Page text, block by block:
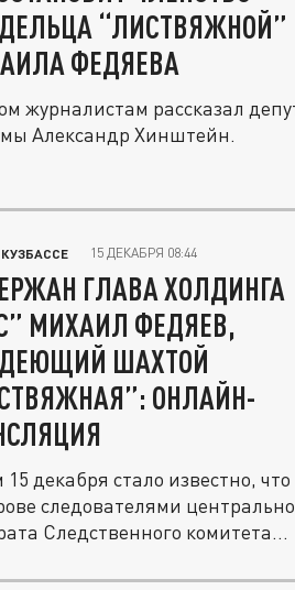
“ЛИСТВЯЖНОЙ”
ФЕДЯЕВА
журналистам рассказал
Александр Хинштейн.
15 ДЕКАБРЯ 08:44
ГЛАВА ХОЛДИНГА
МИХАИЛ ФЕДЯЕВ,
ШАХТОЙ
ОНЛАЙН-
15 декабря стало известно, что
следователями
Следственного комитета...